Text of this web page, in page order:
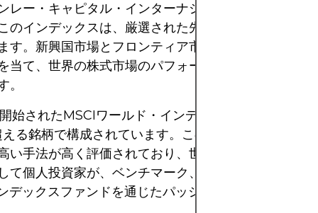
レー・キャピタル・インターナショナル（MSCI）に
のインデックスは、厳選された先進国の大型株と中
す。新興国市場とフロンティア市場を除外すること
当て、世界の株式市場のパフォーマンスのバロメー
。
始されたMSCIワールド・インデックスは、23の先
る銘柄で構成されています。この指数は、その多様
い手法が高く評価されており、世界中の資産運用会
て個人投資家が、ベンチマーク、ポートフォリオ構
デックスファンドを通じたパッシブ投資戦略に広く